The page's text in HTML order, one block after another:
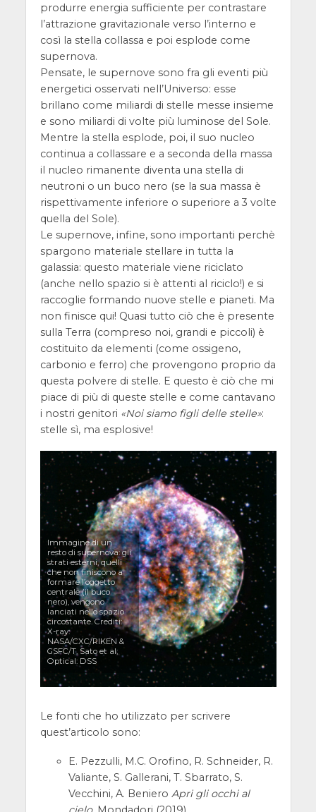
produrre energia sufficiente per contrastare
l’attrazione gravitazionale verso l’interno e
così la stella collassa e poi esplode come
supernova.
Pensate, le supernove sono fra gli eventi più
energetici osservati nell’Universo: esse
brillano come miliardi di stelle messe insieme
e sono miliardi di volte più luminose del Sole.
Mentre la stella esplode, poi, il suo nucleo
continua a collassare e a seconda della massa
il nucleo rimanente diventa una stella di
neutroni o un buco nero (se la sua massa è
rispettivamente inferiore o superiore a 3 volte
quella del Sole).
Le supernove, infine, sono importanti perchè
spargono materiale stellare in tutta la
galassia: questo materiale viene riciclato
(anche nello spazio si è attenti al riciclo!) e si
raccoglie formando nuove stelle e pianeti. Ma
non finisce qui! Quasi tutto ciò che è presente
sulla Terra (compreso noi, grandi e piccoli) è
costituito da elementi (come ossigeno,
carbonio e ferro) che provengono proprio da
questa polvere di stelle. E questo è ciò che mi
piace di più di queste stelle e come cantavano
i nostri genitori
Noi siamo figli delle stelle :
stelle sì, ma esplosive!
Immagine di un
resto di supernova: gli
strati esterni, quelli
che non finiscono a
formare l’oggetto
centrale (il buco
nero), vengono
lanciati nello spazio
circostante. Crediti:
X-ray:
NASA/CXC/RIKEN &
GSFC/T. Sato et al;
Optical: DSS
Le fonti che ho utilizzato per scrivere
quest’articolo sono:
E. Pezzulli, M.C. Orofino, R. Schneider, R.
Valiante, S. Gallerani, T. Sbarrato, S.
Vecchini, A. Beniero Apri gli occhi al